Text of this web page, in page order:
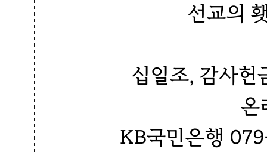
선교의
십일조, 감사헌
온
KB국민은행